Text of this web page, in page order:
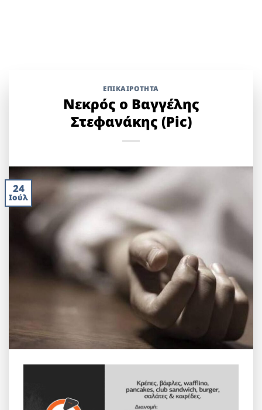
ΕΠΙΚΑΙΡΟΤΗΤΑ
Νεκρός ο Βαγγέλης
Στεφανάκης (Pic)
24
Ιούλ